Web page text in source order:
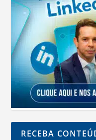
RECEBA